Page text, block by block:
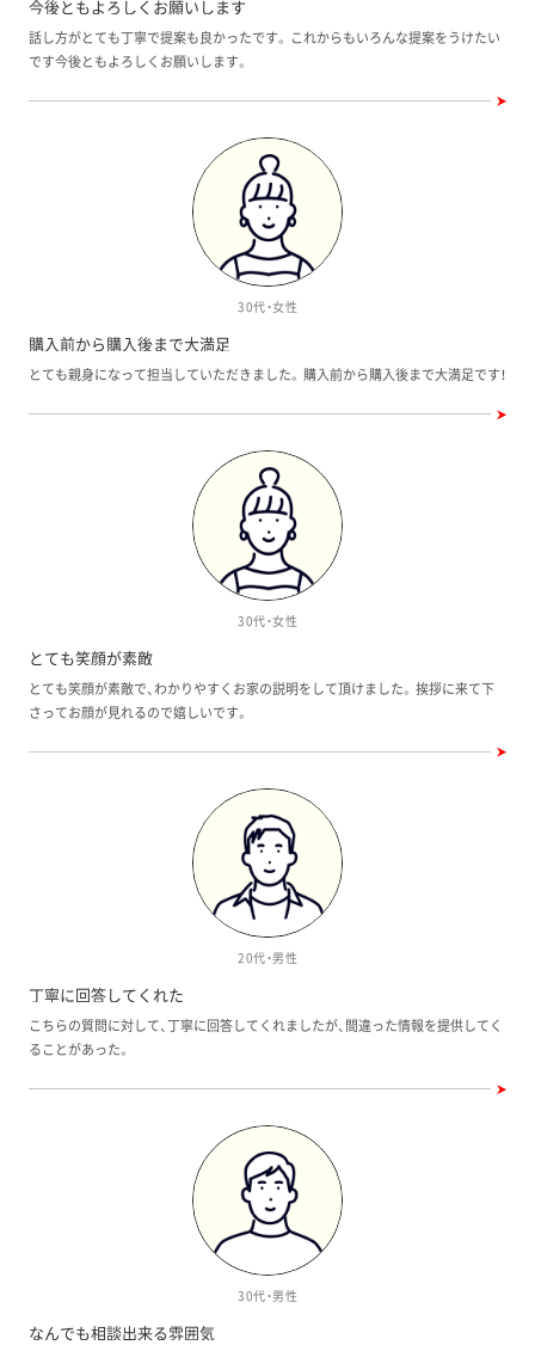
今後ともよろしくお願いします
話し方がとても丁寧で提案も良かったです。 これからもいろんな提案をうけたい
です今後ともよろしくお願いします。
30代・女性
購入前から購入後まで大満足
とても親身になって担当していただきました。 購入前から購入後まで大満足です！
30代・女性
とても笑顔が素敵
とても笑顔が素敵で、わかりやすくお家の説明をして頂けました。 挨拶に来て下
さってお顔が見れるので嬉しいです。
20代・男性
丁寧に回答してくれた
こちらの質問に対して、丁寧に回答してくれましたが、間違った情報を提供してく
ることがあった。
30代・男性
なんでも相談出来る雰囲気